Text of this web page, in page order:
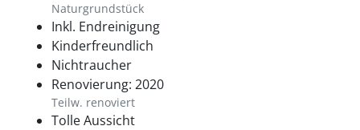
Naturgrundstück
Inkl. Endreinigung
Kinderfreundlich
Nichtraucher
Renovierung: 2020
Teilw. renoviert
Tolle Aussicht